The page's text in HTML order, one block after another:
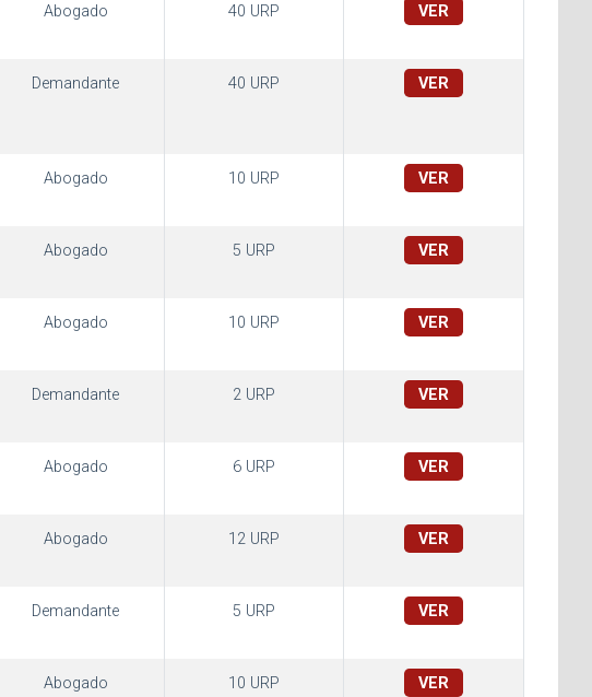
Abogado 40 URP VER
Demandante 40 URP VER
Abogado 10 URP VER
Abogado 5 URP VER
Abogado 10 URP VER
Demandante 2 URP VER
Abogado 6 URP VER
Abogado 12 URP VER
Demandante 5 URP VER
Abogado 10 URP VER